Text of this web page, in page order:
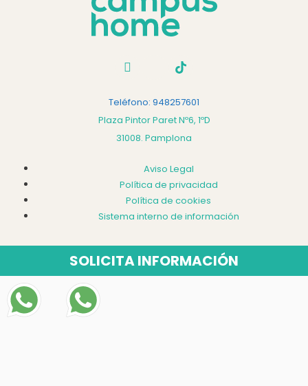
Teléfono: 948257601
Plaza Pintor Paret Nº6, 1ºD
31008. Pamplona
Aviso Legal
Política de privacidad
Política de cookies
Sistema interno de información
SOLICITA INFORMACIÓN